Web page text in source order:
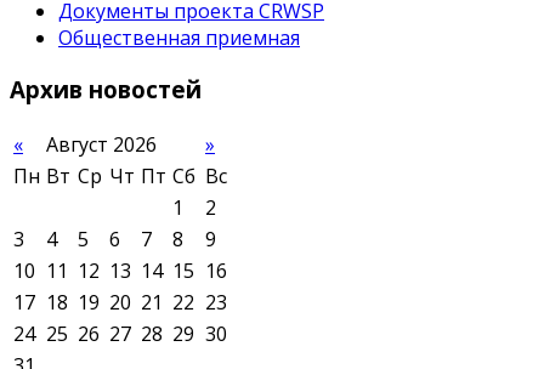
Документы проекта CRWSP
Общественная приемная
Архив новостей
« Август 2026
»
Пн Вт Ср Чт Пт Сб Вс
1
2
3
4 5 6 7 8
9
10 11 12 13 14 15 16
17 18 19 20 21 22 23
24 25 26 27 28 29 30